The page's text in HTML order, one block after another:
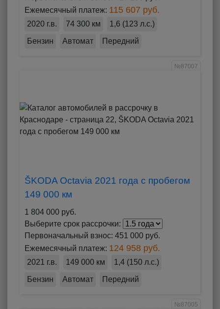
Ежемесячный платеж: 115 607 руб.
2020 г.в. 74 300 км 1,6 (123 л.с.)
Бензин Автомат Передний
№87007
ŠKODA Octavia 2021 года с пробегом
149 000 км
1 804 000 руб.
Выберите срок рассрочки:
Первоначальный взнос: 451 000 руб.
Ежемесячный платеж: 124 958 руб.
2021 г.в. 149 000 км 1,4 (150 л.с.)
Бензин Автомат Передний
№87005